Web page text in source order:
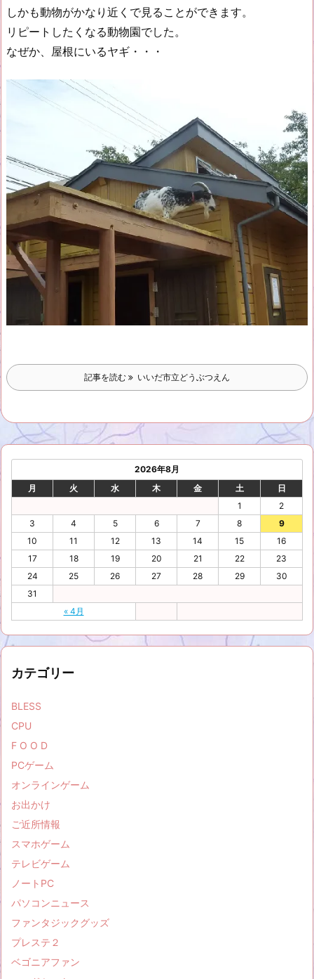
しかも動物がかなり近くで見ることができます。
リピートしたくなる動物園でした。
なぜか、屋根にいるヤギ・・・
記事を読む いいだ市立どうぶつえん
2026年8月
月
火 水 木 金 土 日
« 4月
1
2
3
4 5 6 7 8
9
10
11 12 13 14 15
16
17
18 19 20 21 22
23
24
25 26 27 28 29
30
31
カテゴリー
BLESS
CPU
F O O D
PCゲーム
オンラインゲーム
お出かけ
ご近所情報
スマホゲーム
テレビゲーム
ノートPC
パソコンニュース
ファンタジックグッズ
プレステ２
ベゴニアファン